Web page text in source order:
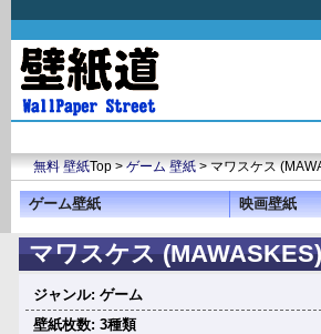
無料 壁紙Top >ゲーム 壁紙> マワスケス
ゲーム壁紙 映画壁紙
マワスケス
ジャンル: ゲーム
壁紙枚数: 3種類